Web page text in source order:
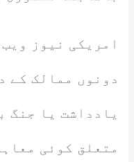
امریکی نیوز
دونوں ممالک کے
یادداشت یا جنگ
متعلق کوئی